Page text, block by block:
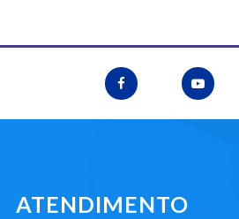
ATENDIMENTO